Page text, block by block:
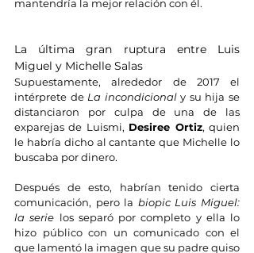
mantendría la mejor relación con él.
La última gran ruptura entre Luis
Miguel y Michelle Salas
Supuestamente, alrededor de 2017 el
intérprete de La incondicional y su hija se
distanciaron por culpa de una de las
exparejas de Luismi, Desiree Ortiz, quien
le habría dicho al cantante que Michelle lo
buscaba por dinero.
Después de esto, habrían tenido cierta
comunicación, pero la biopic Luis Miguel:
la serie los separó por completo y ella lo
hizo público con un comunicado con el
que lamentó la imagen que su padre quiso